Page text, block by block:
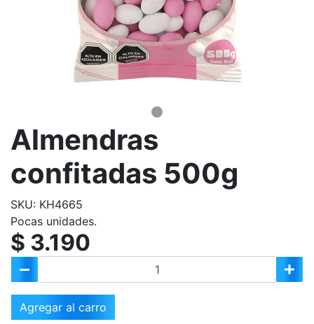
Almendras
confitadas 500g
SKU: KH4665
Pocas unidades.
$ 3.190
Agregar al carro